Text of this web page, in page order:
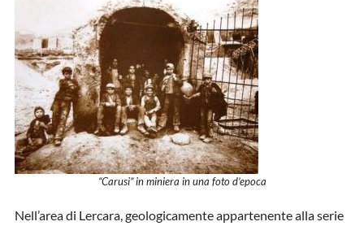
“Carusi” in miniera in una foto d’epoca
Nell’area di Lercara, geologicamente appartenente alla serie